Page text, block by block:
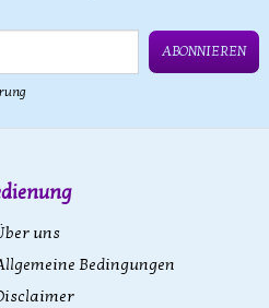
ABONNIEREN
uns
Bedingungen